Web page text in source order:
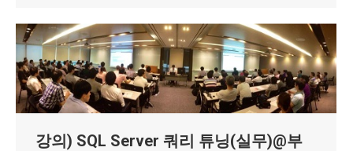
강의) SQL Server 쿼리 튜닝(실무)@부